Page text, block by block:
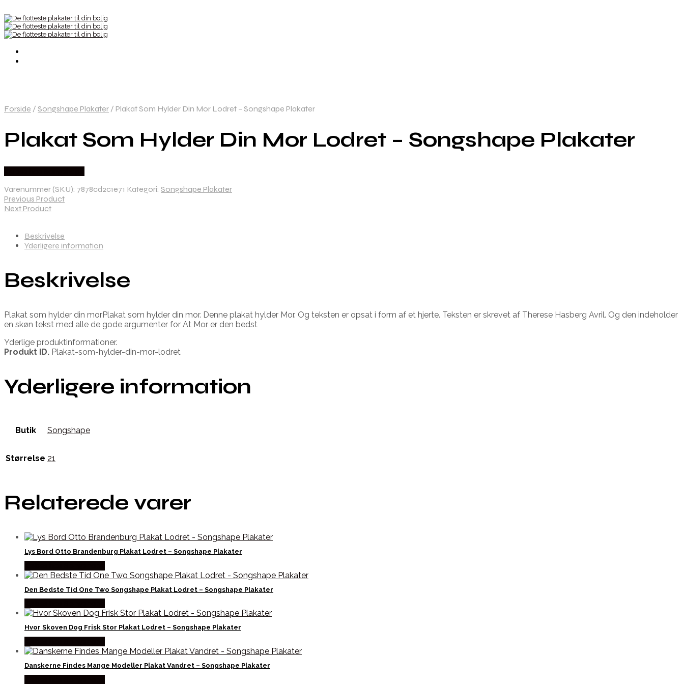
Forside / Songshape Plakater / Plakat Som Hylder Din Mor Lodret – Songshape Plakater
Plakat Som Hylder Din Mor Lodret – Songshape Plakater
Varenummer (SKU): 7878cd2c1e71 Kategori: Songshape Plakater
Previous Product
Next Product
Beskrivelse
Yderligere information
Beskrivelse
Plakat som hylder din morPlakat som hylder din mor. Denne plakat hylder Mor. Og teksten er opsat i form af et hjerte. Teksten er skrevet af Therese Hasberg Avril. Og den indeholder
en skøn tekst med alle de gode argumenter for At Mor er den bedst
Yderlige produktinformationer.
Produkt ID. Plakat-som-hylder-din-mor-lodret
Yderligere information
Butik Songshape
Størrelse 21
Relaterede varer
Lys Bord Otto Brandenburg Plakat Lodret – Songshape Plakater
Den Bedste Tid One Two Songshape Plakat Lodret – Songshape Plakater
Hvor Skoven Dog Frisk Stor Plakat Lodret – Songshape Plakater
Danskerne Findes Mange Modeller Plakat Vandret – Songshape Plakater